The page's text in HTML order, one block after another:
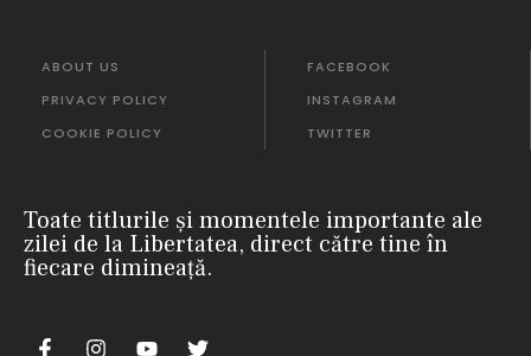
ABOUT US
PRIVACY POLICY
COOKIE POLICY
FACEBOOK
INSTAGRAM
TWITTER
Toate titlurile și momentele importante ale
zilei de la Libertatea, direct către tine în
fiecare dimineață.